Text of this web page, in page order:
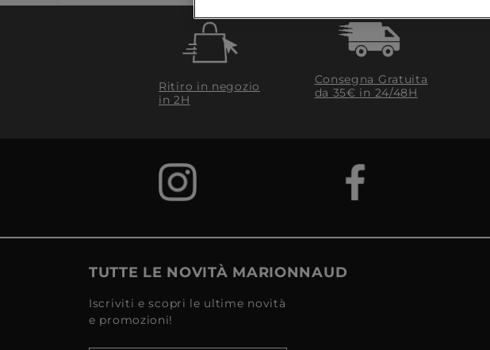
Ritiro in negozio
in 2H
Consegna Gratuita
da 35€​ in 24/48H
TUTTE LE NOVITÀ MARIONNAUD
Iscriviti e scopri le ultime novità
e promozioni!